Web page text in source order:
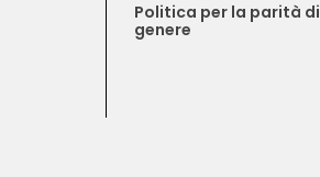
Politica per la parità di
genere